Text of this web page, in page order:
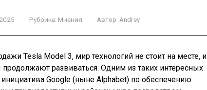
Рубрика: Мнения Автор: Andrey
Tesla Model 3‚ мир технологий не стоит на месте‚ и
развиваться. Одним из таких интересных
инициатива Google (ныне Alphabet) по обеспечению